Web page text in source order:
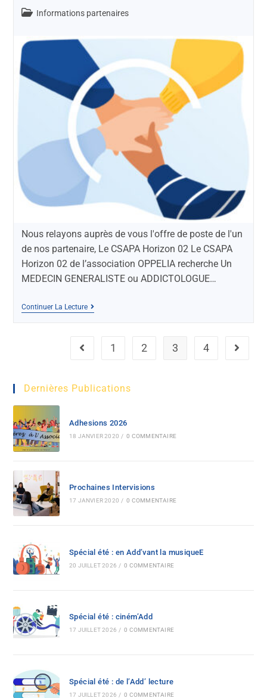
Informations partenaires
Nous relayons auprès de vous l'offre de poste de l'un
de nos partenaire, Le CSAPA Horizon 02 Le CSAPA
Horizon 02 de l’association OPPELIA recherche Un
MEDECIN GENERALISTE ou ADDICTOLOGUE…
Continuer La Lecture
1 2 3 4
Dernières Publications
Adhesions 2026
18 JANVIER 2020 / 0 COMMENTAIRE
Prochaines Intervisions
17 JANVIER 2020 / 0 COMMENTAIRE
Spécial été : en Add’vant la musiqueE
20 JUILLET 2026 / 0 COMMENTAIRE
Spécial été : ciném’Add
17 JUILLET 2026 / 0 COMMENTAIRE
Spécial été : de l’Add’ lecture
17 JUILLET 2026 / 0 COMMENTAIRE